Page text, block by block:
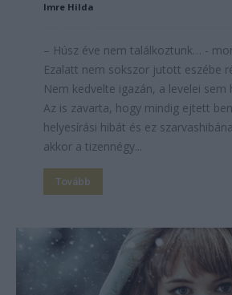
Imre Hilda
– Húsz éve nem találkoztunk… -
Ezalatt nem sokszor jutott eszébe
Nem kedvelte igazán, a levelei
Az is zavarta, hogy mindig ejtett
helyesírási hibát és ez
akkor a tizennégy...
Tovább